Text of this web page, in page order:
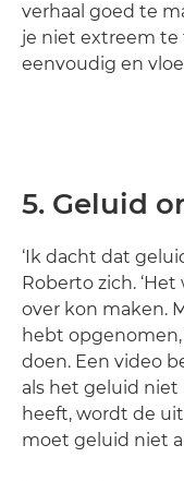
verhaal goed te
je niet extreem te
eenvoudig en
5. Geluid
‘Ik dacht dat
Roberto zich.
over kon maken.
hebt
doen. Een video
als het geluid niet
heeft, wordt de
moet geluid niet